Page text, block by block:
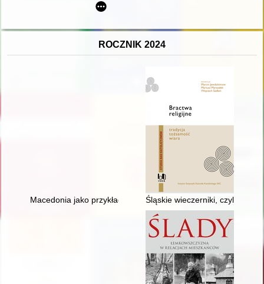
ROCZNIK 2024
Macedonia jako przykład europejskiej prowincji tureckiej w
Śląskie wieczerniki, czyli